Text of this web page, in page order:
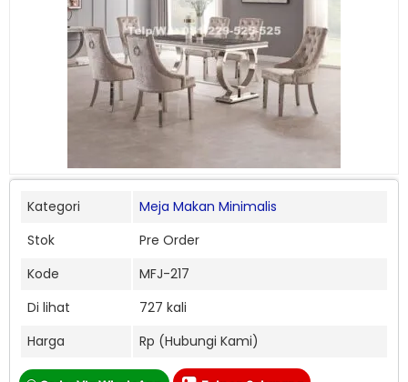
Kategori
Meja Makan Minimalis
Stok
Pre Order
Kode
MFJ-217
Di lihat
727 kali
Harga
Rp (Hubungi Kami)